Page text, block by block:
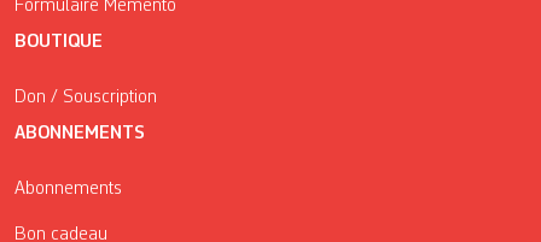
Formulaire Mémento
BOUTIQUE
Don / Souscription
ABONNEMENTS
Abonnements
Bon cadeau